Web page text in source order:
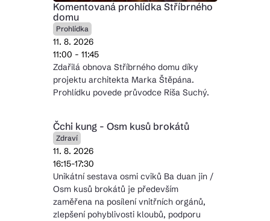
Komentovaná prohlídka Stříbrného
domu
Prohlídka
11. 8. 2026
11:00 - 11:45
Zdařilá obnova Stříbrného domu díky
projektu architekta Marka Štěpána.
Prohlídku povede průvodce Ríša Suchý.
Čchi kung - Osm kusů brokátů
Zdraví
11. 8. 2026
16:15-17:30
Unikátní sestava osmi cviků Ba duan jin /
Osm kusů brokátů je především
zaměřena na posílení vnitřních orgánů,
zlepšení pohyblivosti kloubů, podporu